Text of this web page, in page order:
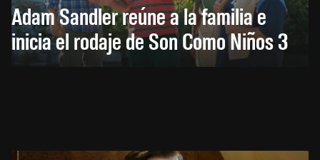
Adam Sandler reúne a la familia e
inicia el rodaje de Son Como Niños 3